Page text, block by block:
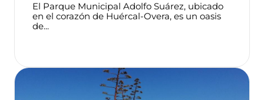
El Parque Municipal Adolfo Suárez, ubicado
en el corazón de Huércal-Overa, es un oasis
de...